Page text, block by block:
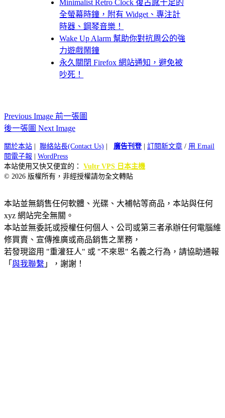
Minimalist Retro Clock 復古感十足的
全螢幕時鐘，附有 Widget、專注計
時器、鋼琴音樂！
Wake Up Alarm 幫助你對抗周公的強
力遊戲鬧鐘
永久關閉 Firefox 網站通知，避免被
吵死！
Previous Image 前一張圖
後一張圖 Next Image
關於本站 聯絡站長(Contact Us) 廣告刊登| 訂閱新文章 / 用 Email
閱電子報
WordPress
本站使用又快又便宜的： Vultr VPS 日本主機
© 2026 版權所有，非經授權請勿全文轉貼
本站並無銷售任何軟體、光碟、大補帖等商品，本站與任何
xyz 網站完全無關。
本站並無委託或授權任何個人、公司或第三者承辦任何電腦維
修買賣、宣傳推廣或商品銷售之業務，
若發現盜用 "重灌狂人" 或 "不來恩" 名義之行為，請協助通報
「 與我聯繫 」，謝謝！